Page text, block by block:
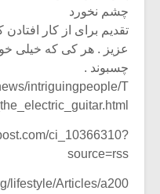
چشم نخورد
تقدیم برای از کار
عزیز . هر کی که خیلی
چسبوند .
intriguingpeople/T
ci_10366310?
source=rss
lifestyle/Articles/a200